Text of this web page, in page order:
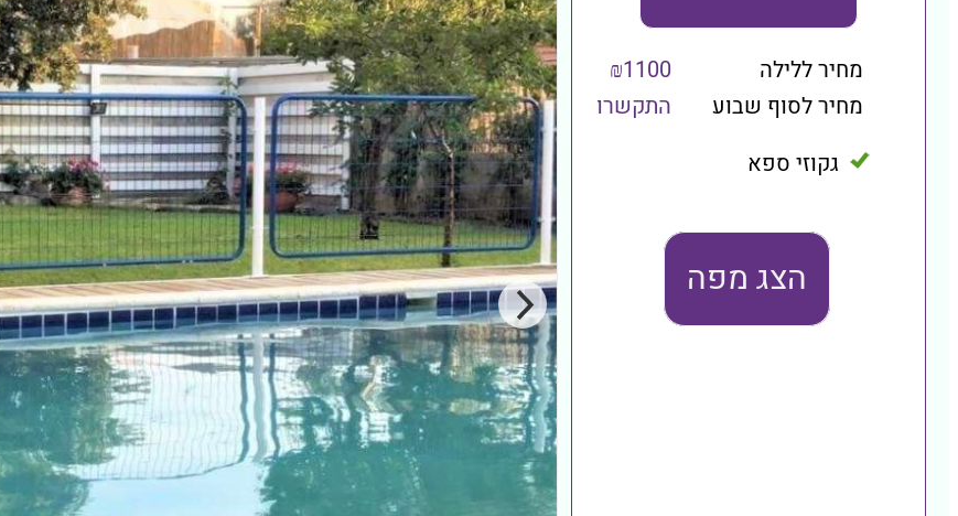
מחיר ללילה
₪1100
מחיר לסוף שבוע
התקשרו
גקוזי ספא
הצג מפה